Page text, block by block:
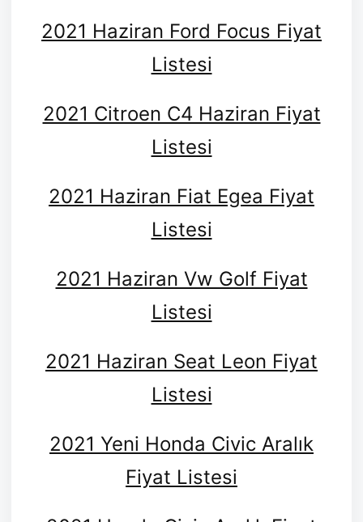
2021 Haziran Ford Focus Fiyat
Listesi
2021 Citroen C4 Haziran Fiyat
Listesi
2021 Haziran Fiat Egea Fiyat
Listesi
2021 Haziran Vw Golf Fiyat
Listesi
2021 Haziran Seat Leon Fiyat
Listesi
2021 Yeni Honda Civic Aralık
Fiyat Listesi